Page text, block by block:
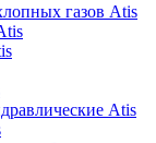
газов Atis
Atis